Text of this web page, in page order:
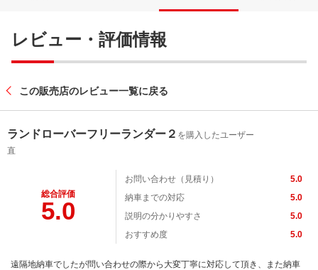
レビュー・評価情報
この販売店のレビュー一覧に戻る
ランドローバーフリーランダー２ を購入したユーザー
直
総合評価
5.0
お問い合わせ（見積り）
5.0
納車までの対応
5.0
説明の分かりやすさ
5.0
おすすめ度
5.0
遠隔地納車でしたが問い合わせの際から大変丁寧に対応して頂き、また納車